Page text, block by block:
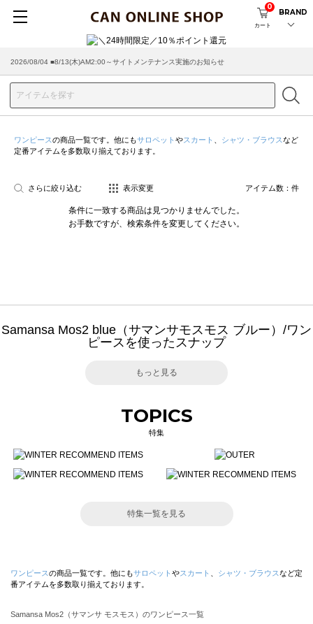
カート
0
BRAND
2026/08/04 ■8/13(木)AM2:00～サイトメンテナンス実施のお知らせ
ワンピースの商品一覧です。他にもサロペット やスカート シャツ・ブラウスなど
定番アイテムを多数取り揃えております。
さらに絞り込む 表示変更 アイテム数： 件
条件に一致する商品は見つかりませんでした。
お手数ですが、検索条件を変更してください。
Samansa Mos2 blue（サマンサモスモス ブルー）/ワン
ピースを使ったスナップ
もっと見る
TOPICS
特集
特集一覧を見る
ワンピースの商品一覧です。他にもサロペット やスカート シャツ・ブラウスなど定
番アイテムを多数取り揃えております。
Samansa Mos2（サマンサ モスモス）のワンピース一覧